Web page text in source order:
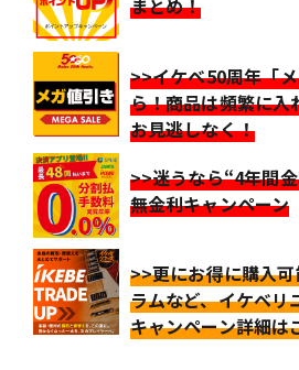
まとめ！
>>イケベ50周年「
ら！商品は頻繁に入
お見逃しなく！
>>迷うなら“4年間
無金利キャンペーン
>>更にお得に購入
ラムなど、イケベリ
キャンペーン詳細は